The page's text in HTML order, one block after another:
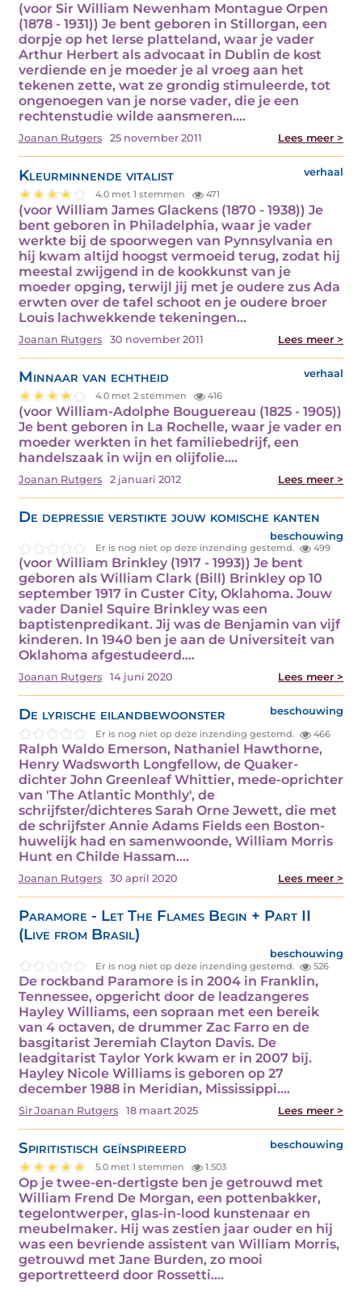
(voor Sir William Newenham Montague Orpen
(1878 - 1931)) Je bent geboren in Stillorgan, een
dorpje op het Ierse platteland, waar je vader
Arthur Herbert als advocaat in Dublin de kost
verdiende en je moeder je al vroeg aan het
tekenen zette, wat ze grondig stimuleerde, tot
ongenoegen van je norse vader, die je een
rechtenstudie wilde aansmeren.…
Joanan Rutgers 25 november 2011 Lees meer >
Kleurminnende vitalist verhaal
4.0 met 1 stemmen 471
(voor William James Glackens (1870 - 1938)) Je
bent geboren in Philadelphia, waar je vader
werkte bij de spoorwegen van Pynnsylvania en
hij kwam altijd hoogst vermoeid terug, zodat hij
meestal zwijgend in de kookkunst van je
moeder opging, terwijl jij met je oudere zus Ada
erwten over de tafel schoot en je oudere broer
Louis lachwekkende tekeningen…
Joanan Rutgers 30 november 2011 Lees meer >
Minnaar van echtheid verhaal
4.0 met 2 stemmen 416
(voor William-Adolphe Bouguereau (1825 - 1905))
Je bent geboren in La Rochelle, waar je vader en
moeder werkten in het familiebedrijf, een
handelszaak in wijn en olijfolie.…
Joanan Rutgers 2 januari 2012 Lees meer >
De depressie verstikte jouw komische kanten
beschouwing
Er is nog niet op deze inzending gestemd. 499
(voor William Brinkley (1917 - 1993)) Je bent
geboren als William Clark (Bill) Brinkley op 10
september 1917 in Custer City, Oklahoma. Jouw
vader Daniel Squire Brinkley was een
baptistenpredikant. Jij was de Benjamin van vijf
kinderen. In 1940 ben je aan de Universiteit van
Oklahoma afgestudeerd.…
Joanan Rutgers 14 juni 2020 Lees meer >
De lyrische eilandbewoonster beschouwing
Er is nog niet op deze inzending gestemd. 466
Ralph Waldo Emerson, Nathaniel Hawthorne,
Henry Wadsworth Longfellow, de Quaker-
dichter John Greenleaf Whittier, mede-oprichter
van 'The Atlantic Monthly', de
schrijfster/dichteres Sarah Orne Jewett, die met
de schrijfster Annie Adams Fields een Boston-
huwelijk had en samenwoonde, William Morris
Hunt en Childe Hassam.…
Joanan Rutgers 30 april 2020 Lees meer >
Paramore - Let The Flames Begin + Part II
(Live from Brasil)
beschouwing
Er is nog niet op deze inzending gestemd. 526
De rockband Paramore is in 2004 in Franklin,
Tennessee, opgericht door de leadzangeres
Hayley Williams, een sopraan met een bereik
van 4 octaven, de drummer Zac Farro en de
basgitarist Jeremiah Clayton Davis. De
leadgitarist Taylor York kwam er in 2007 bij.
Hayley Nicole Williams is geboren op 27
december 1988 in Meridian, Mississippi.…
Sir Joanan Rutgers 18 maart 2025 Lees meer >
Spiritistisch geïnspireerd beschouwing
5.0 met 1 stemmen 1.503
Op je twee-en-dertigste ben je getrouwd met
William Frend De Morgan, een pottenbakker,
tegelontwerper, glas-in-lood kunstenaar en
meubelmaker. Hij was zestien jaar ouder en hij
was een bevriende assistent van William Morris,
getrouwd met Jane Burden, zo mooi
geportretteerd door Rossetti.…